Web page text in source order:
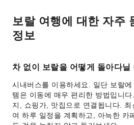
보랄 여행에 대한 자주
정보
차 없이 보랄을 어떻게 돌아다닐
시내버스를 이용하세요. 일단 보랄
템은 이동에 매우 편리한 방법입니
지, 쇼핑가, 맛집으로 연결됩니다.
여 하루 일정을 계획하고, 아늑한 카